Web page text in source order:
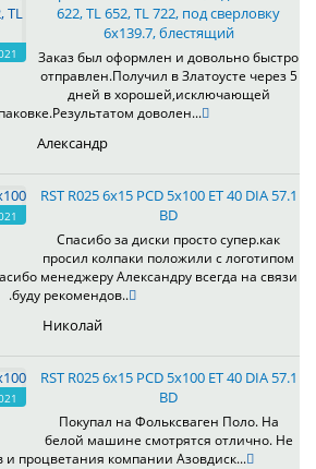
622, TL 652, TL 722, под сверловку
6х139.7, блестящий
Заказ был оформлен и довольно быстро
отправлен.Получил в Златоусте через 5
дней в хорошей,исключающей
доволен...
Александр
RST R025 6x15 PCD 5x100 ET 40 DIA 57.1
BD
Спасибо за диски просто супер.как
просил колпаки положили с логотипом
менеджеру Александру всегда на связи
.буду рекомендов..
Николай
RST R025 6x15 PCD 5x100 ET 40 DIA 57.1
BD
Покупал на Фольксваген Поло. На
белой машине смотрятся отлично. Не
и процветания компании Азовдиск...